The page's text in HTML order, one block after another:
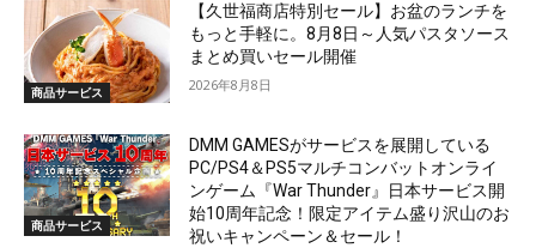
商品サービス
【久世福商店特別セール】お盆のランチを
もっと手軽に。8月8日～人気パスタソース
まとめ買いセール開催
2026年8月8日
商品サービス
DMM GAMESがサービスを展開している
PC/PS4＆PS5マルチコンバットオンライ
ンゲーム『War Thunder』日本サービス開
始10周年記念！限定アイテム盛り沢山のお
祝いキャンペーン＆セール！